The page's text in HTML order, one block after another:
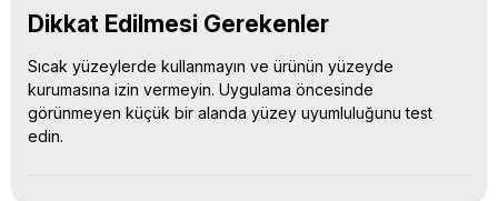
Dikkat Edilmesi Gerekenler
Sıcak yüzeylerde kullanmayın ve ürünün yüzeyde
kurumasına izin vermeyin. Uygulama öncesinde
görünmeyen küçük bir alanda yüzey uyumluluğunu test
edin.